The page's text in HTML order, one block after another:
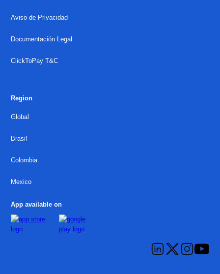
Aviso de Privacidad
Documentación Legal
ClickToPay T&C
Region
Global
Brasil
Colombia
Mexico
App available on